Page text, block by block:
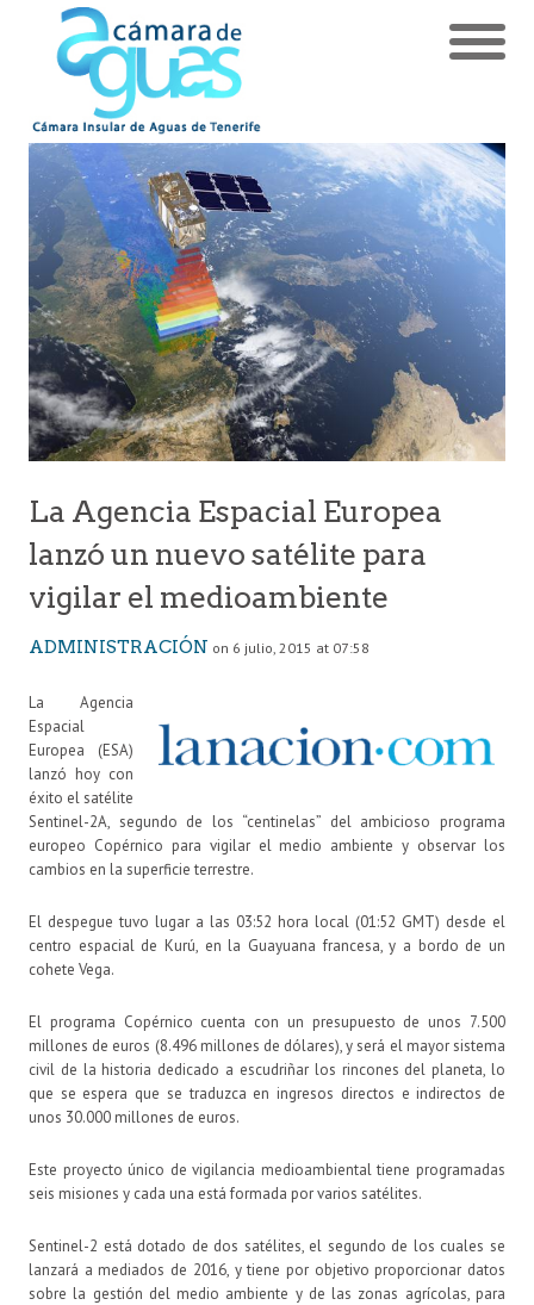
La Agencia Espacial Europea
lanzó un nuevo satélite para
vigilar el medioambiente
ADMINISTRACIÓN on 6 julio, 2015 at 07:58
La Agencia
Espacial
Europea (ESA)
lanzó hoy con
éxito el satélite
Sentinel-2A, segundo de los “centinelas” del ambicioso programa
europeo Copérnico para vigilar el medio ambiente y observar los
cambios en la superficie terrestre.
El despegue tuvo lugar a las 03:52 hora local (01:52 GMT) desde el
centro espacial de Kurú, en la Guayuana francesa, y a bordo de un
cohete Vega.
El programa Copérnico cuenta con un presupuesto de unos 7.500
millones de euros (8.496 millones de dólares), y será el mayor sistema
civil de la historia dedicado a escudriñar los rincones del planeta, lo
que se espera que se traduzca en ingresos directos e indirectos de
unos 30.000 millones de euros.
Este proyecto único de vigilancia medioambiental tiene programadas
seis misiones y cada una está formada por varios satélites.
Sentinel-2 está dotado de dos satélites, el segundo de los cuales se
lanzará a mediados de 2016, y tiene por objetivo proporcionar datos
sobre la gestión del medio ambiente y de las zonas agrícolas, para